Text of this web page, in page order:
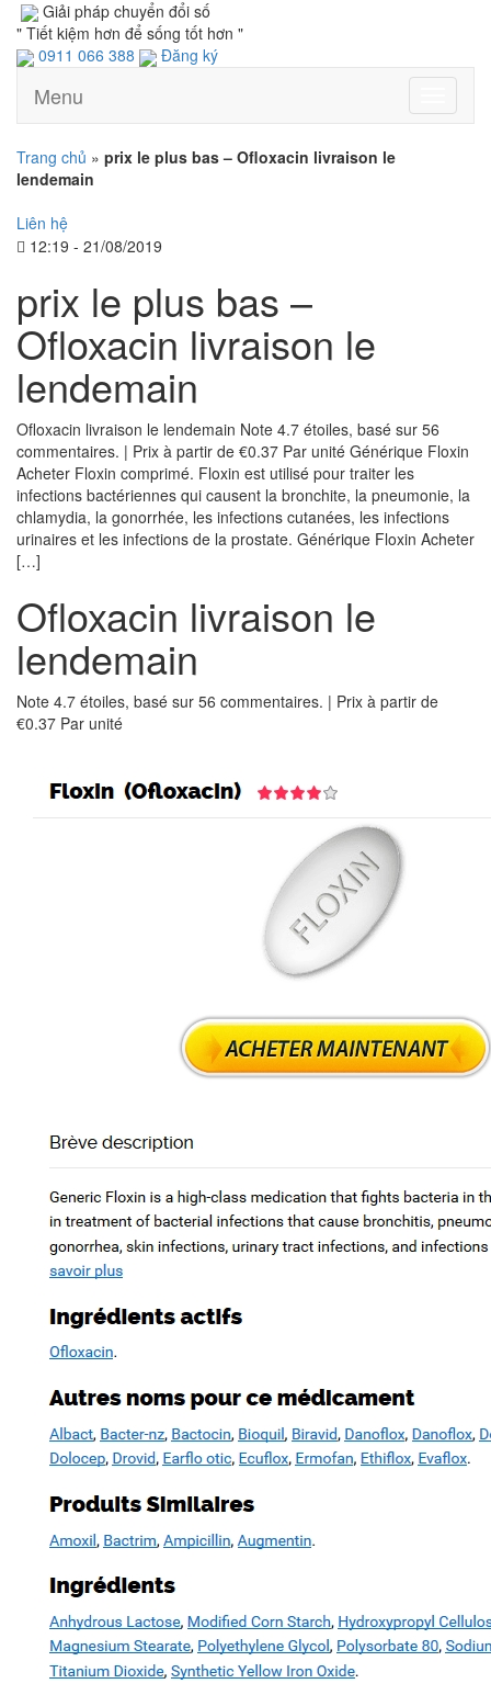
Giải pháp chuyển đổi số
" Tiết kiệm hơn để sống tốt hơn "
0911 066 388
Đăng ký
Menu
Trang chủ » prix le plus bas – Ofloxacin livraison le
lendemain
Liên hệ
12:19 - 21/08/2019
prix le plus bas –
Ofloxacin livraison le
lendemain
Ofloxacin livraison le lendemain Note 4.7 étoiles, basé sur 56
commentaires. | Prix à partir de €0.37 Par unité Générique Floxin
Acheter Floxin comprimé. Floxin est utilisé pour traiter les
infections bactériennes qui causent la bronchite, la pneumonie, la
chlamydia, la gonorrhée, les infections cutanées, les infections
urinaires et les infections de la prostate. Générique Floxin Acheter
[…]
Ofloxacin livraison le
lendemain
Note 4.7 étoiles, basé sur 56 commentaires. | Prix à partir de
€0.37 Par unité